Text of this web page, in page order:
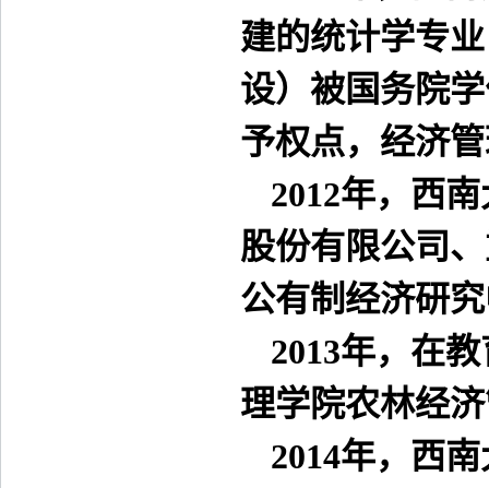
建的统计学专
设）被国务院
予权点，经济
2012年，西
股份有限公司
公有制经济研
2013年，在
理学院农林经
2014年，西